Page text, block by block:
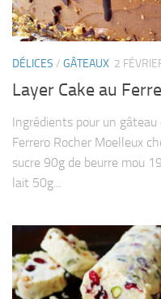
DÉLICES / GÂTEAUX 2
Layer Cake au
Ingrédients pour un
Ferrero Rocher Moelleux
sucre 90g de beurre mou
lait 50g...